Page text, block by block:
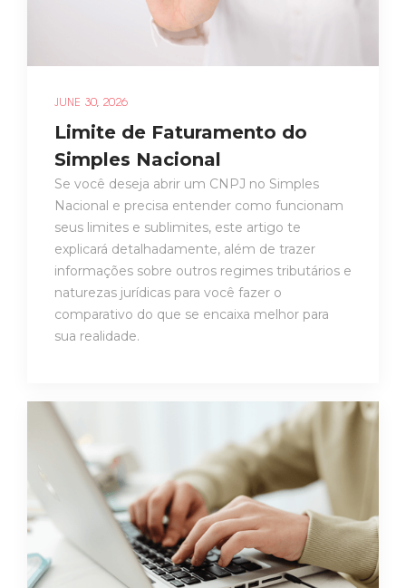
JUNE 30, 2026
Limite de Faturamento do
Simples Nacional
Se você deseja abrir um CNPJ no Simples
Nacional e precisa entender como funcionam
seus limites e sublimites, este artigo te
explicará detalhadamente, além de trazer
informações sobre outros regimes tributários e
naturezas jurídicas para você fazer o
comparativo do que se encaixa melhor para
sua realidade.